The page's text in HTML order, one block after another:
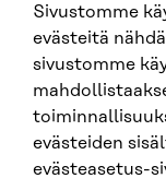
Sivustomme
evästeitä
sivustomme
evästeiden
evästeasetus-
SITRA PÅ SOCIALA
LinkedIn
Instagram
YouTube